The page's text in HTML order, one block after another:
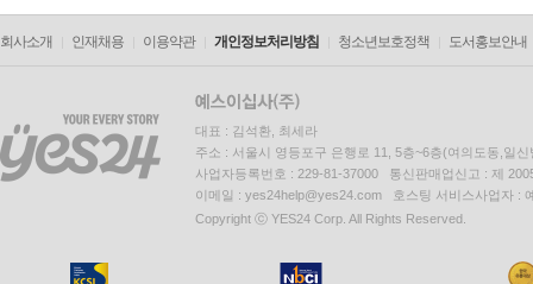
회사소개 인재채용 이용약관 개인정보처리방침 청소년보호정책 도서홍보안내
대표 : 김석환, 최세라
주소 : 서울시 영등포구 은행로 11, 5층~6층(여의도동,일신
사업자등록번호 : 229-81-37000 통신판매업신고 : 제
이메일 : yes24help@yes24.com 호스팅 서비스사업자 :
Copyright ⓒ YES24 Corp. All Rights Reserved.